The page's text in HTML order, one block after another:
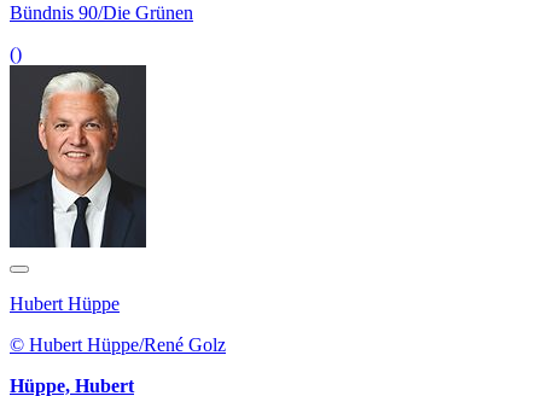
Bündnis 90/Die Grünen
()
Hubert Hüppe
© Hubert Hüppe/René Golz
Hüppe, Hubert